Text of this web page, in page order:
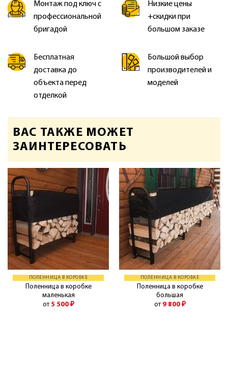
Монтаж под ключ с
профессиональной
бригадой
Низкие цены
+скидки при
большом заказе
Бесплатная
доставка до
объекта перед
отделкой
Большой выбор
производителей и
моделей
ВАС ТАКЖЕ МОЖЕТ
ЗАИНТЕРЕСОВАТЬ
ПОЛЕННИЦА В КОРОБКЕ
Поленница в коробке
маленькая
от 5 500 ₽
ПОЛЕННИЦА В КОРОБКЕ
Поленница в коробке
большая
от 9 800 ₽